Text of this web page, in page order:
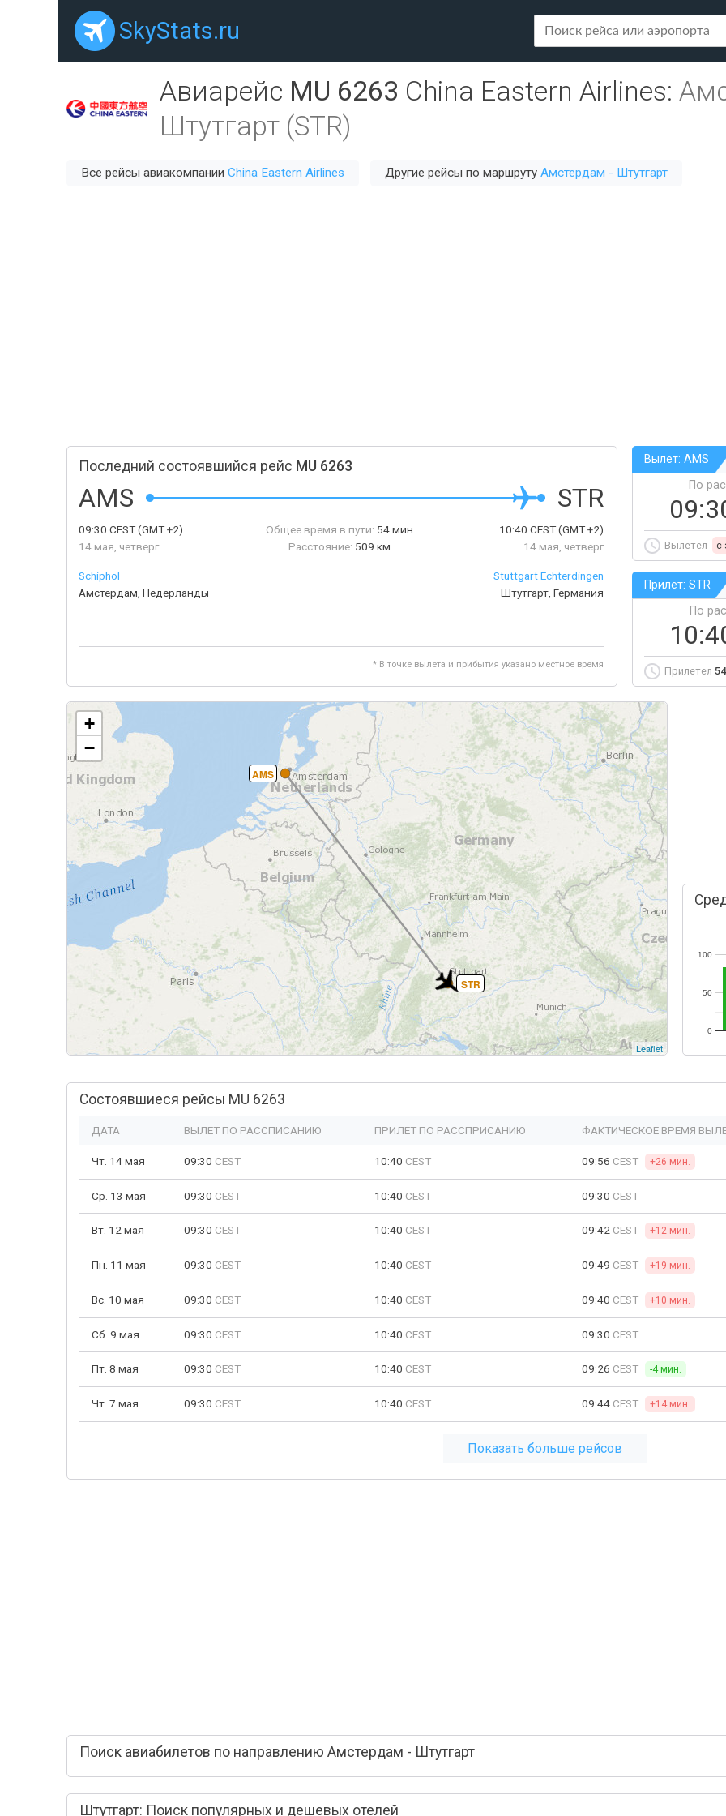
SkyStats.ru
Авиарейс MU 6263 China Eastern Airlines:
Штутгарт (STR)
Все рейсы авиакомпании China Eastern Airlines Другие рейсы по маршруту Амстердам - Штутгарт
Последний состоявшийся рейс MU 6263
AMS STR
09:30 CEST(GMT +2)
14 мая, четверг
Общее время в пути: 54 мин.
Расстояние: 509 км.
10:40 CEST(GMT +2)
14 мая, четверг
Schiphol
Амстердам, Недерланды
Stuttgart Echterdingen
Штутгарт, Германия
* В точке вылета и прибытия указано местное время
Вылет: AMS
По
Вылетел c
Прилет: STR
По
Прилетел
AMS
STR
+
−
Leaflet
0
50
100
Состоявшиеся рейсы MU 6263
ДАТА ВЫЛЕТ ПО РАССПИСАНИЮ ПРИЛЕТ ПО РАССПРИСАНИЮ ФАКТИЧЕСКОЕ ВРЕМЯ
Чт. 14 мая 09:30 CEST 10:40 CEST 09:56 CEST +26 мин.
Ср. 13 мая 09:30 CEST 10:40 CEST 09:30 CEST
Вт. 12 мая 09:30 CEST 10:40 CEST 09:42 CEST +12 мин.
Пн. 11 мая 09:30 CEST 10:40 CEST 09:49 CEST +19 мин.
Вс. 10 мая 09:30 CEST 10:40 CEST 09:40 CEST +10 мин.
Сб. 9 мая 09:30 CEST 10:40 CEST 09:30 CEST
Пт. 8 мая 09:30 CEST 10:40 CEST 09:26 CEST -4 мин.
Чт. 7 мая 09:30 CEST 10:40 CEST 09:44 CEST +14 мин.
Показать больше рейсов
Поиск авиабилетов по направлению Амстердам - Штутгарт
Штутгарт: Поиск популярных и дешевых отелей